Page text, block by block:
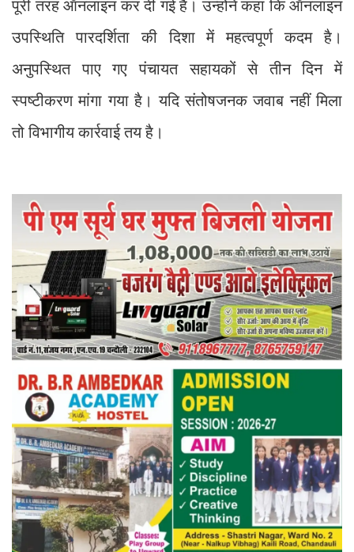
पूरी तरह ऑनलाइन कर दी गई है। उन्होंने कहा कि ऑनलाइन
उपस्थिति पारदर्शिता की दिशा में महत्वपूर्ण कदम है।
अनुपस्थित पाए गए पंचायत सहायकों से तीन दिन में
स्पष्टीकरण मांगा गया है। यदि संतोषजनक जवाब नहीं मिला
तो विभागीय कार्रवाई तय है।